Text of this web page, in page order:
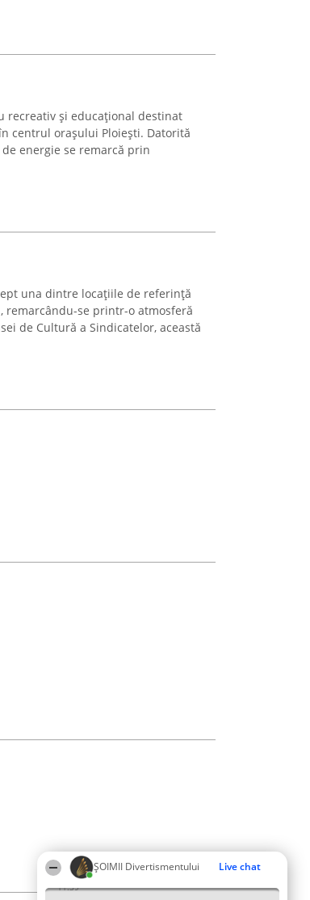
ŞOIMII Divertismentului Live chat
11:39
recreativ și educațional destinat
centrul orașului Ploiești. Datorită
energie se remarcă prin
una dintre locațiile de referință
se printr-o atmosferă
de Cultură a Sindicatelor, această